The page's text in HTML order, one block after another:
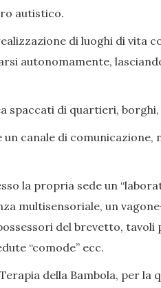
autistico.
di luoghi di
autonomamente,
spaccati di quartieri,
canale di
la propria sede un
multisensoriale, un
del brevetto,
“comode” ecc.
della Bambola, per la